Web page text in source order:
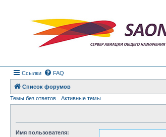
Ссылки FAQ
Список форумов
Темы без ответов
Активные темы
Имя пользователя: